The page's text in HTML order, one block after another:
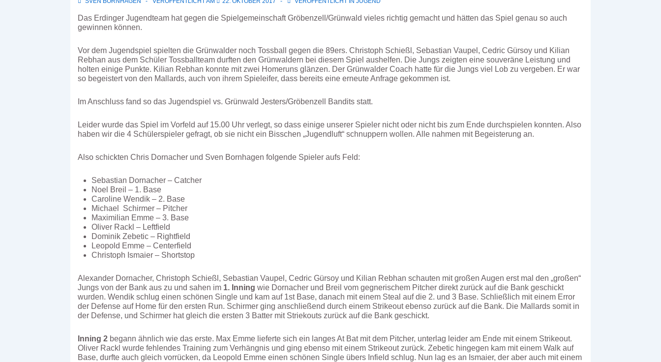
Das Erdinger Jugendteam hat gegen die Spielgemeinschaft Gröbenzell/Grünwald vieles richtig gemacht und hätten das Spiel genau so auch
gewinnen können.
Vor dem Jugendspiel spielten die Grünwalder noch Tossball gegen die 89ers. Christoph Schießl, Sebastian Vaupel, Cedric Gürsoy und Kilian
Rebhan aus dem Schüler Tossballteam durften den Grünwaldern bei diesem Spiel aushelfen. Die Jungs zeigten eine souveräne Leistung und
holten einige Punkte. Kilian Rebhan konnte mit zwei Homeruns glänzen. Der Grünwalder Coach hatte für die Jungs viel Lob zu vergeben. Er war
so begeistert von den Mallards, auch von ihrem Spieleifer, dass bereits eine erneute Anfrage gekommen ist.
Im Anschluss fand so das Jugendspiel vs. Grünwald Jesters/Gröbenzell Bandits statt.
Leider wurde das Spiel im Vorfeld auf 15.00 Uhr verlegt, so dass einige unserer Spieler nicht oder nicht bis zum Ende durchspielen konnten. Also
haben wir die 4 Schülerspieler gefragt, ob sie nicht ein Bisschen „Jugendluft“ schnuppern wollen. Alle nahmen mit Begeisterung an.
Also schickten Chris Dornacher und Sven Bornhagen folgende Spieler aufs Feld:
Sebastian Dornacher – Catcher
Noel Breil – 1. Base
Caroline Wendik – 2. Base
Michael Schirmer – Pitcher
Maximilian Emme – 3. Base
Oliver Rackl – Leftfield
Dominik Zebetic – Rightfield
Leopold Emme – Centerfield
Christoph Ismaier – Shortstop
Alexander Dornacher, Christoph Schießl, Sebastian Vaupel, Cedric Gürsoy und Kilian Rebhan schauten mit großen Augen erst mal den „großen“
Jungs von der Bank aus zu und sahen im 1. Inning wie Dornacher und Breil vom gegnerischem Pitcher direkt zurück auf die Bank geschickt
wurden. Wendik schlug einen schönen Single und kam auf 1st Base, danach mit einem Steal auf die 2. und 3 Base. Schließlich mit einem Error
der Defense auf Home für den ersten Run. Schirmer ging anschließend durch einem Strikeout ebenso zurück auf die Bank. Die Mallards somit in
der Defense, und Schirmer hat gleich die ersten 3 Batter mit Striekouts zurück auf die Bank geschickt.
Inning 2begann ähnlich wie das erste. Max Emme lieferte sich ein langes At Bat mit dem Pitcher, unterlag leider am Ende mit einem Strikeout.
Oliver Rackl wurde fehlendes Training zum Verhängnis und ging ebenso mit einem Strikeout zurück. Zebetic hingegen kam mit einem Walk auf
Base, durfte auch gleich vorrücken, da Leopold Emme einen schönen Single übers Infield schlug. Nun lag es an Ismaier, der aber auch mit einem